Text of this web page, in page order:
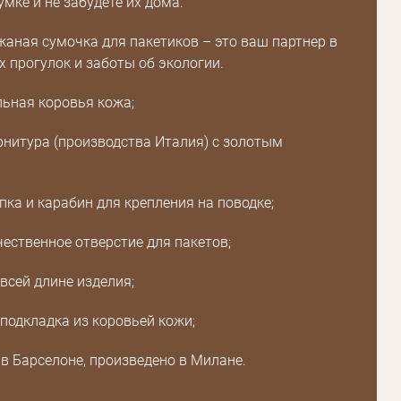
сумочка для пакетиков – это ваш партнер в
прогулок и заботы об экологии.
коровья кожа;
(производства Италия) с золотым
и карабин для крепления на поводке;
отверстие для пакетов;
длине изделия;
из коровьей кожи;
Барселоне, произведено в Милане.